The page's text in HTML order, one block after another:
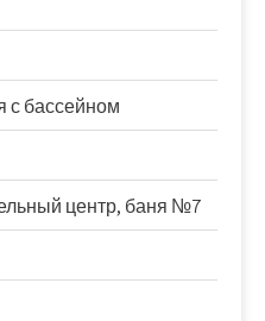
с бассейном
центр, баня №7